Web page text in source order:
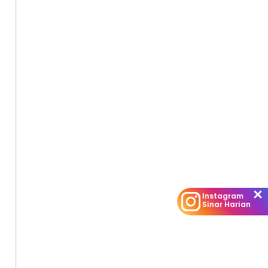
Instagram
Sinar Harian